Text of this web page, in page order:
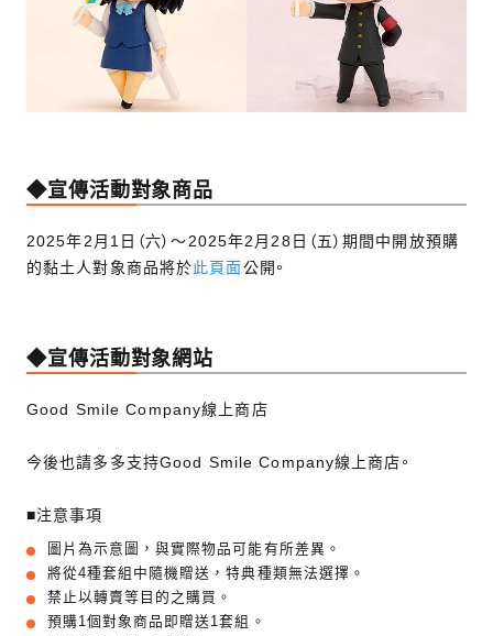
◆宣傳活動對象商品
2025年2月1日（六）～2025年2月28日（五）期間中開放預購
的黏土人對象商品將於此頁面公開。
◆宣傳活動對象網站
Good Smile Company線上商店
今後也請多多支持Good Smile Company線上商店。
■注意事項
圖片為示意圖，與實際物品可能有所差異。
將從4種套組中隨機贈送，特典種類無法選擇。
禁止以轉賣等目的之購買。
預購1個對象商品即贈送1套組。